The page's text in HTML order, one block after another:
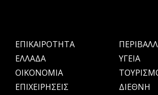
ΕΠΙΚΑΙΡΟΤΗΤΑ
ΕΛΛΑΔΑ
OIKONOMIA
ΕΠΙΧΕΙΡΗΣΕΙΣ
ΥΓΕΙΑ
ΔΙΕΘΝΗ